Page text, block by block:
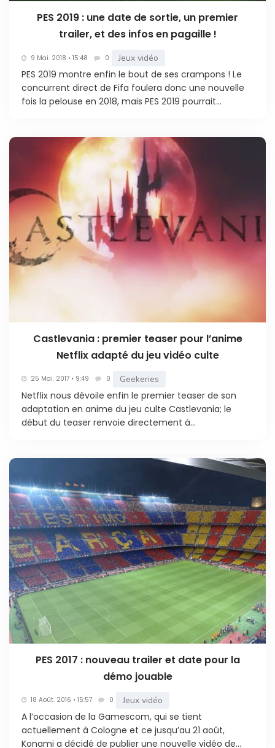
PES 2019 : une date de sortie, un premier
trailer, et des infos en pagaille !
9 Mai. 2018 • 15:48 0 Jeux vidéo
PES 2019 montre enfin le bout de ses crampons ! Le
concurrent direct de Fifa foulera donc une nouvelle
fois la pelouse en 2018, mais PES 2019 pourrait...
Castlevania : premier teaser pour l’anime
Netflix adapté du jeu vidéo culte
25 Mai. 2017 • 9:49 0 Geekeries
Netflix nous dévoile enfin le premier teaser de son
adaptation en anime du jeu culte Castlevania; le
début du teaser renvoie directement à...
PES 2017 : nouveau trailer et date pour la
démo jouable
18 Août. 2016 • 15:57 0 Jeux vidéo
A l’occasion de la Gamescom, qui se tient
actuellement à Cologne et ce jusqu’au 21 août,
Konami a décidé de publier une nouvelle vidéo de...